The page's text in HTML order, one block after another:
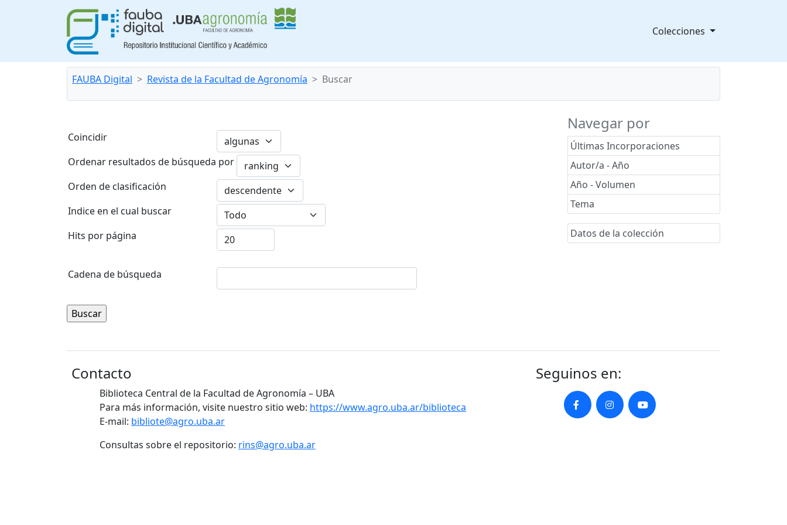
Colecciones
FAUBA Digital Revista de la Facultad de Agronomía Buscar
Navegar por
Últimas Incorporaciones
Autor/a - Año
Año - Volumen
Tema
Datos de la colección
Coincidir
Ordenar resultados de búsqueda por
Orden de clasificación
Indice en el cual buscar
Hits por página
Cadena de búsqueda
Contacto
Biblioteca Central de la Facultad de Agronomía – UBA
Para más información, visite nuestro sitio web: https://www.agro.uba.ar/biblioteca
E-mail: bibliote@agro.uba.ar
Consultas sobre el repositorio: rins@agro.uba.ar
Seguinos en: